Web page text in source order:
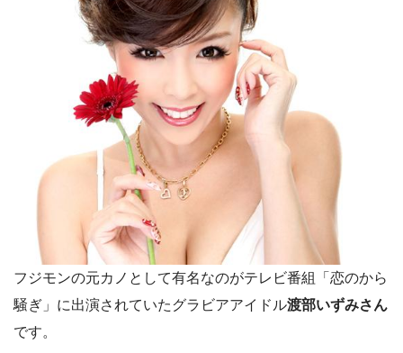
フジモンの元カノとして有名なのがテレビ番組「恋のから
騒ぎ」に出演されていたグラビアアイドル渡部いずみさん
です。